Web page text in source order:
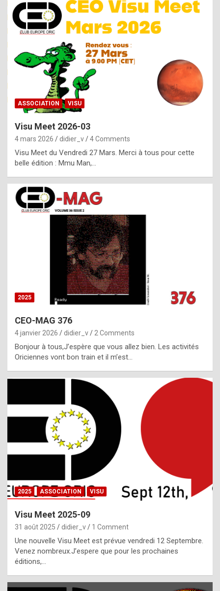
n
e
R
o
p
l
c
h
i
s
t
o
r
p
e
c
i
l
,
g
h
t
f
ASSOCIATION VISU
Visu Meet 2026-03
4 mars 2026 didier_v 4 Comments
Visu Meet du Vendredi 27 Mars. Merci à tous pour cette
belle édition : Mmu Man,…
2025
CEO-MAG 376
4 janvier 2026 didier_v 2 Comments
Bonjour à tous,J’espère que vous allez bien. Les activités
Oriciennes vont bon train et il m’est…
2025 ASSOCIATION VISU
Visu Meet 2025-09
31 août 2025 didier_v 1 Comment
Une nouvelle Visu Meet est prévue vendredi 12 Septembre.
Venez nombreux.J’espere que pour les prochaines
éditions,…